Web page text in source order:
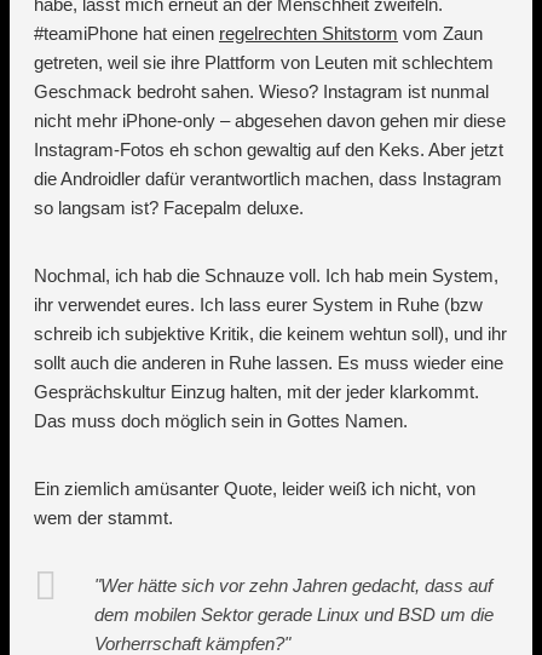
habe, lässt mich erneut an der Menschheit zweifeln.
#teamiPhone hat einen regelrechten Shitstorm vom Zaun
getreten, weil sie ihre Plattform von Leuten mit schlechtem
Geschmack bedroht sahen. Wieso? Instagram ist nunmal
nicht mehr iPhone-only – abgesehen davon gehen mir diese
Instagram-Fotos eh schon gewaltig auf den Keks. Aber jetzt
die Androidler dafür verantwortlich machen, dass Instagram
so langsam ist? Facepalm deluxe.
Nochmal, ich hab die Schnauze voll. Ich hab mein System,
ihr verwendet eures. Ich lass eurer System in Ruhe (bzw
schreib ich subjektive Kritik, die keinem wehtun soll), und ihr
sollt auch die anderen in Ruhe lassen. Es muss wieder eine
Gesprächskultur Einzug halten, mit der jeder klarkommt.
Das muss doch möglich sein in Gottes Namen.
Ein ziemlich amüsanter Quote, leider weiß ich nicht, von
wem der stammt.
"Wer hätte sich vor zehn Jahren gedacht, dass auf
dem mobilen Sektor gerade Linux und BSD um die
Vorherrschaft kämpfen?"